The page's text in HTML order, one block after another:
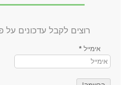
רוצים לקבל עדכונים על
אימייל*